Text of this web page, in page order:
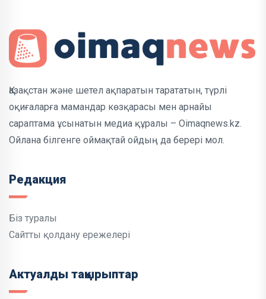
Қазақстан және шетел ақпаратын тарататын, түрлі
оқиғаларға мамандар көзқарасы мен арнайы
сараптама ұсынатын медиа құралы – Oimaqnews.kz.
Ойлана білгенге оймақтай ойдың да берері мол.
Редакция
Біз туралы
Сайтты қолдану ережелері
Актуалды тақырыптар